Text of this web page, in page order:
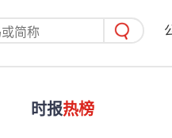
时报热榜